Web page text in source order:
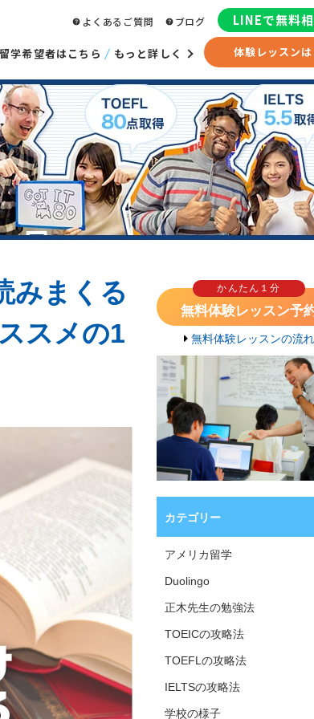
学希望者はこちら もっと詳しく 体験レッスンは
よくあるご質問 ブログ LINEで無料
みまくる
スメの1
かんたん１分
無料体験レッスン予
無料体験レッスンの流れ
カテゴリー
アメリカ留学
Duolingo
正木先生の勉強法
TOEICの攻略法
TOEFLの攻略法
IELTSの攻略法
学校の様子